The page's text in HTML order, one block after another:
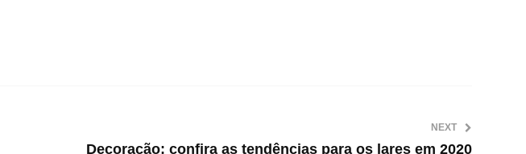
NEXT
Decoração: confira as tendências para os lares em 2020